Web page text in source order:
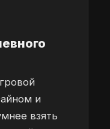
и
взять